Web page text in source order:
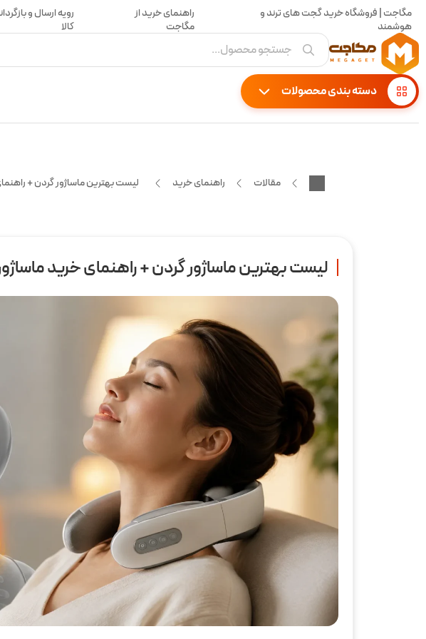
مگاجت | فروشگاه خرید گجت های ترند و
هوشمند
راهنمای خرید از
مگاجت
رویه ارسال و
کالا
جستجو محصول...
دسته بندی محصولات
مقالات راهنمای خرید لیست بهترین ماساژور گردن +
لیست بهترین ماساژور گردن + راهنمای خرید